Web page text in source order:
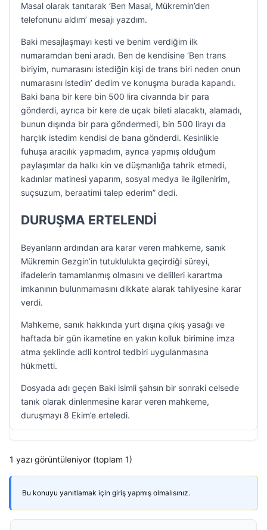
Masal olarak tanıtarak ‘Ben Masal, Mükremin’den
telefonunu aldım’ mesajı yazdım.
Baki mesajlaşmayı kesti ve benim verdiğim ilk
numaramdan beni aradı. Ben de kendisine ‘Ben trans
biriyim, numarasını istediğin kişi de trans biri neden onun
numarasını istedin’ dedim ve konuşma burada kapandı.
Baki bana bir kere bin 500 lira civarında bir para
gönderdi, ayrıca bir kere de uçak bileti alacaktı, alamadı,
bunun dışında bir para göndermedi, bin 500 lirayı da
harçlık istedim kendisi de bana gönderdi. Kesinlikle
fuhuşa aracılık yapmadım, ayrıca yapmış olduğum
paylaşımlar da halkı kin ve düşmanlığa tahrik etmedi,
kadınlar matinesi yaparım, sosyal medya ile ilgilenirim,
suçsuzum, beraatimi talep ederim” dedi.
DURUŞMA ERTELENDİ
Beyanların ardından ara karar veren mahkeme, sanık
Mükremin Gezgin’in tutuklulukta geçirdiği süreyi,
ifadelerin tamamlanmış olmasını ve delilleri karartma
imkanının bulunmamasını dikkate alarak tahliyesine karar
verdi.
Mahkeme, sanık hakkında yurt dışına çıkış yasağı ve
haftada bir gün ikametine en yakın kolluk birimine imza
atma şeklinde adli kontrol tedbiri uygulanmasına
hükmetti.
Dosyada adı geçen Baki isimli şahsın bir sonraki celsede
tanık olarak dinlenmesine karar veren mahkeme,
duruşmayı 8 Ekim’e erteledi.
1 yazı görüntüleniyor (toplam 1)
Bu konuyu yanıtlamak için giriş yapmış olmalısınız.